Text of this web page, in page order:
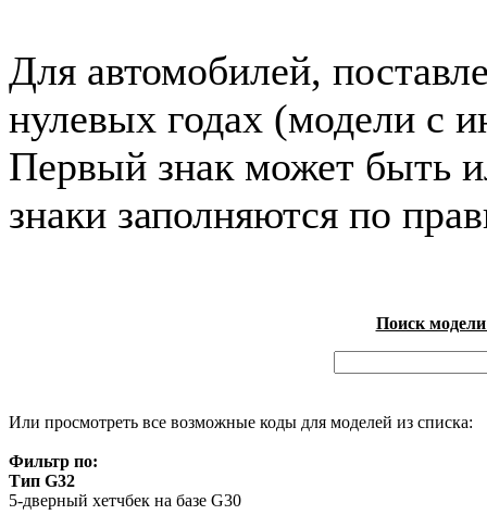
Для автомобилей,
нулевых годах (модели с
Первый знак может быть
знаки заполняются по
Поиск
Или просмотреть все возможные коды для моделей из списка:
Фильтр по:
Тип G32
5-дверный хетчбек на базе G30